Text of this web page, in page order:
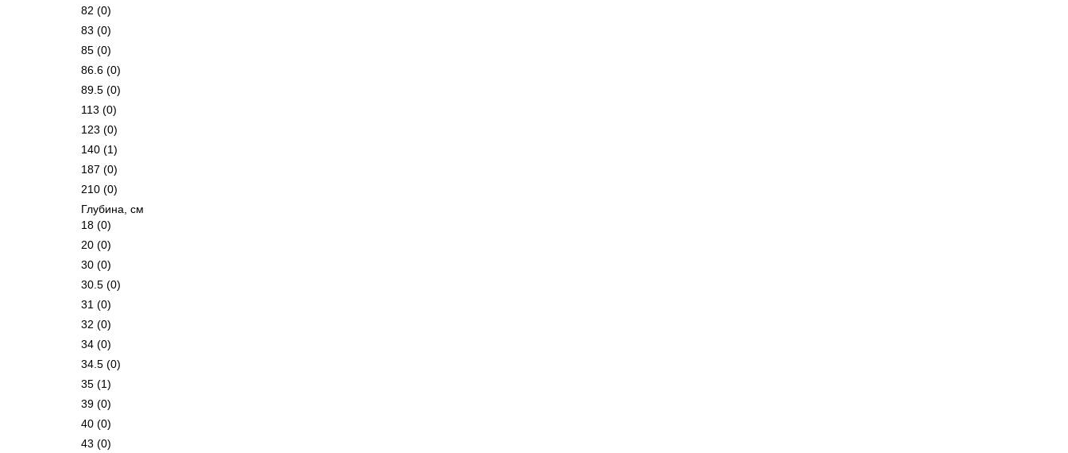
82 (0)
83 (0)
85 (0)
86.6 (0)
89.5 (0)
113 (0)
123 (0)
140 (1)
187 (0)
210 (0)
Глубина, см
18 (0)
20 (0)
30 (0)
30.5 (0)
31 (0)
32 (0)
34 (0)
34.5 (0)
35 (1)
39 (0)
40 (0)
43 (0)